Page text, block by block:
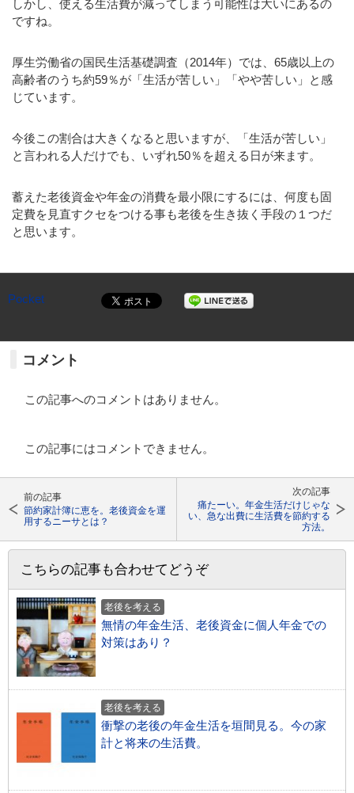
しかし、使える生活費が減ってしまう可能性は大いにあるの
ですね。
厚生労働省の国民生活基礎調査（2014年）では、65歳以上の
高齢者のうち約59％が「生活が苦しい」「やや苦しい」と感
じています。
今後この割合は大きくなると思いますが、「生活が苦しい」
と言われる人だけでも、いずれ50％を超える日が来ます。
蓄えた老後資金や年金の消費を最小限にするには、何度も固
定費を見直すクセをつける事も老後を生き抜く手段の１つだ
と思います。
Pocket
コメント
この記事へのコメントはありません。
この記事にはコメントできません。
前の記事
節約家計簿に恵を。老後資金を運
用するニーサとは？
次の記事
痛たーい。年金生活だけじゃな
い、急な出費に生活費を節約する
方法。
こちらの記事も合わせてどうぞ
老後を考える
無情の年金生活、老後資金に個人年金での
対策はあり？
老後を考える
衝撃の老後の年金生活を垣間見る。今の家
計と将来の生活費。